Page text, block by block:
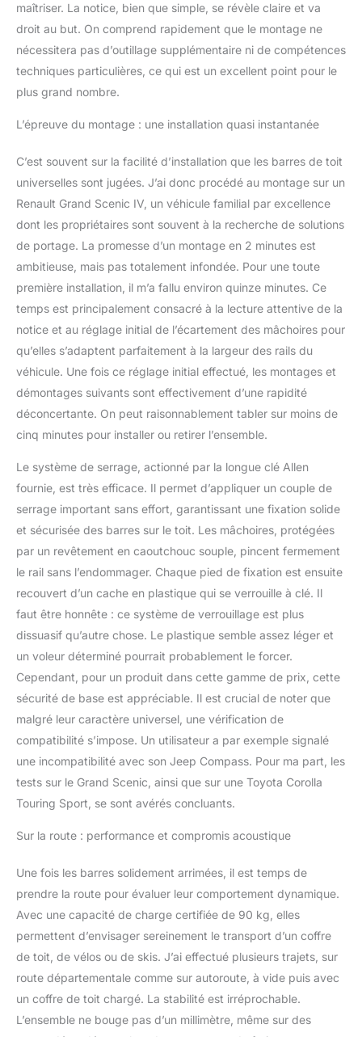
maîtriser. La notice, bien que simple, se révèle claire et va
droit au but. On comprend rapidement que le montage ne
nécessitera pas d’outillage supplémentaire ni de compétences
techniques particulières, ce qui est un excellent point pour le
plus grand nombre.
L’épreuve du montage : une installation quasi instantanée
C’est souvent sur la facilité d’installation que les barres de toit
universelles sont jugées. J’ai donc procédé au montage sur un
Renault Grand Scenic IV, un véhicule familial par excellence
dont les propriétaires sont souvent à la recherche de solutions
de portage. La promesse d’un montage en 2 minutes est
ambitieuse, mais pas totalement infondée. Pour une toute
première installation, il m’a fallu environ quinze minutes. Ce
temps est principalement consacré à la lecture attentive de la
notice et au réglage initial de l’écartement des mâchoires pour
qu’elles s’adaptent parfaitement à la largeur des rails du
véhicule. Une fois ce réglage initial effectué, les montages et
démontages suivants sont effectivement d’une rapidité
déconcertante. On peut raisonnablement tabler sur moins de
cinq minutes pour installer ou retirer l’ensemble.
Le système de serrage, actionné par la longue clé Allen
fournie, est très efficace. Il permet d’appliquer un couple de
serrage important sans effort, garantissant une fixation solide
et sécurisée des barres sur le toit. Les mâchoires, protégées
par un revêtement en caoutchouc souple, pincent fermement
le rail sans l’endommager. Chaque pied de fixation est ensuite
recouvert d’un cache en plastique qui se verrouille à clé. Il
faut être honnête : ce système de verrouillage est plus
dissuasif qu’autre chose. Le plastique semble assez léger et
un voleur déterminé pourrait probablement le forcer.
Cependant, pour un produit dans cette gamme de prix, cette
sécurité de base est appréciable. Il est crucial de noter que
malgré leur caractère universel, une vérification de
compatibilité s’impose. Un utilisateur a par exemple signalé
une incompatibilité avec son Jeep Compass. Pour ma part, les
tests sur le Grand Scenic, ainsi que sur une Toyota Corolla
Touring Sport, se sont avérés concluants.
Sur la route : performance et compromis acoustique
Une fois les barres solidement arrimées, il est temps de
prendre la route pour évaluer leur comportement dynamique.
Avec une capacité de charge certifiée de 90 kg, elles
permettent d’envisager sereinement le transport d’un coffre
de toit, de vélos ou de skis. J’ai effectué plusieurs trajets, sur
route départementale comme sur autoroute, à vide puis avec
un coffre de toit chargé. La stabilité est irréprochable.
L’ensemble ne bouge pas d’un millimètre, même sur des